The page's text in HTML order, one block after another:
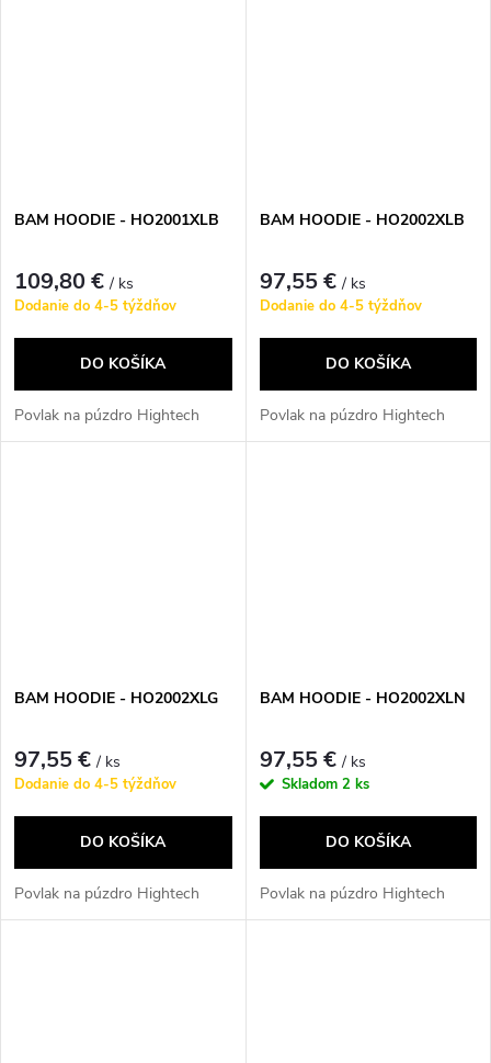
BAM HOODIE - HO2001XLB
109,80 €/ ks
Dodanie do 4-5 týždňov
DO KOŠÍKA
Povlak na púzdro Hightech
BAM HOODIE - HO2002XLB
97,55 €/ ks
Dodanie do 4-5 týždňov
DO KOŠÍKA
Povlak na púzdro Hightech
BAM HOODIE - HO2002XLG
97,55 €/ ks
Dodanie do 4-5 týždňov
DO KOŠÍKA
Povlak na púzdro Hightech
BAM HOODIE - HO2002XLN
97,55 €/ ks
Skladom 2 ks
DO KOŠÍKA
Povlak na púzdro Hightech